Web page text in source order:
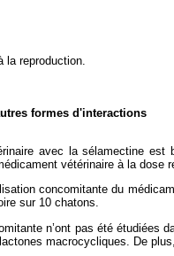
la reproduction.
formes d'interactions
avec la sélamectine
vétérinaire à la dose
concomitante du
sur 10 chatons.
n’ont pas été
macrocycliques. De